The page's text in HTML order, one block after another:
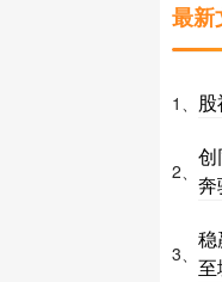
最新
1、
2、
创
3、
稳